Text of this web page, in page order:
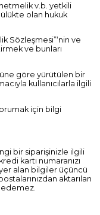
v.b. yetkili
olan hukuk
Sözleşmesi”‘nin ve
ve bunları
göre yürütülen bir
kullanıcılarla ilgili
için bilgi
bir siparişinizle ilgili
kartı numaranızı
alan bilgiler üçüncü
aktarılan